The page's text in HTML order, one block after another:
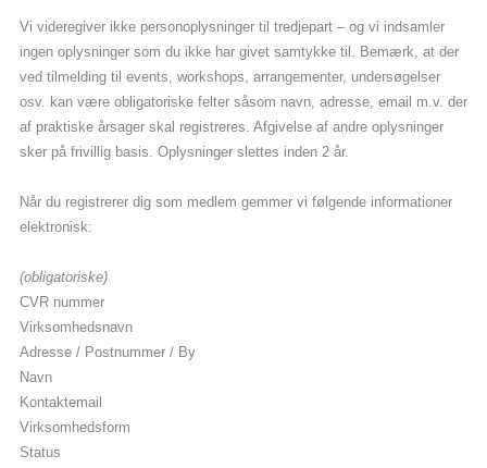
Vi videregiver ikke personoplysninger til tredjepart – og vi indsamler
ingen oplysninger som du ikke har givet samtykke til. Bemærk, at der
ved tilmelding til events, workshops, arrangementer, undersøgelser
osv. kan være obligatoriske felter såsom navn, adresse, email m.v. der
af praktiske årsager skal registreres. Afgivelse af andre oplysninger
sker på frivillig basis. Oplysninger slettes inden 2 år.
Når du registrerer dig som medlem gemmer vi følgende informationer
elektronisk:
(obligatoriske)
CVR nummer
Virksomhedsnavn
Adresse / Postnummer / By
Navn
Kontaktemail
Virksomhedsform
Status